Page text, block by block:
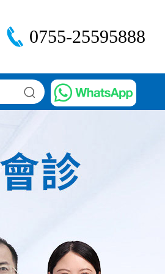
0755-25595888